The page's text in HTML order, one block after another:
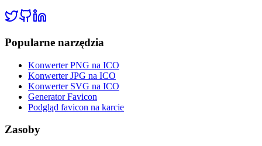
Popularne narzędzia
Konwerter PNG na ICO
Konwerter JPG na ICO
Konwerter SVG na ICO
Generator Favicon
Podgląd favicon na karcie
Zasoby